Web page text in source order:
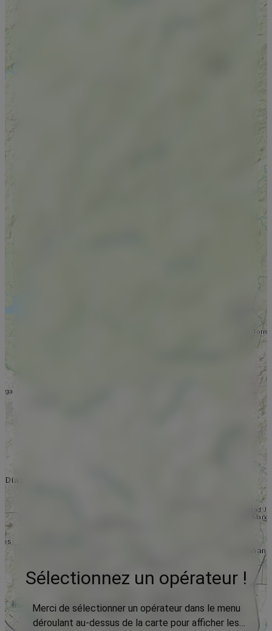
Sélectionnez un opérateur !
Merci de sélectionner un opérateur dans le menu
déroulant au-dessus de la carte pour afficher les